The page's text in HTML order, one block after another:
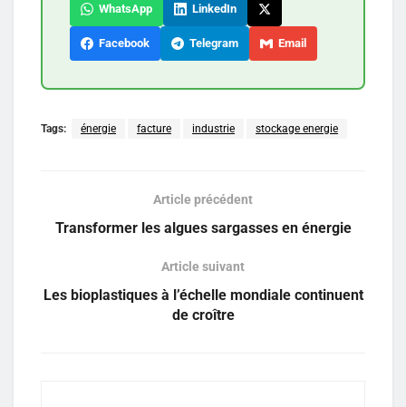
WhatsApp LinkedIn
Facebook Telegram Email
Tags: énergie facture industrie stockage energie
Article précédent
Transformer les algues sargasses en énergie
Article suivant
Les bioplastiques à l’échelle mondiale continuent
de croître